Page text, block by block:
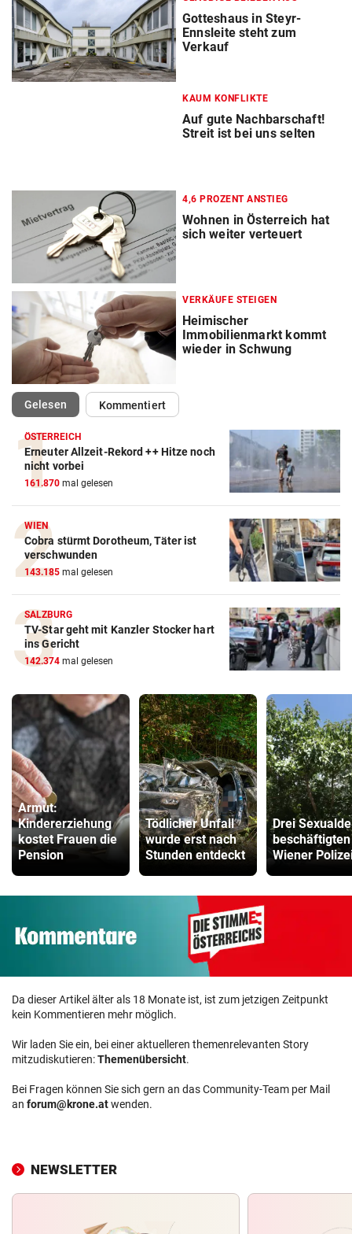
Gotteshaus in Steyr-
Ennsleite steht zum
Verkauf
KAUM KONFLIKTE
Auf gute Nachbarschaft!
Streit ist bei uns selten
4,6 PROZENT ANSTIEG
Wohnen in Österreich hat
sich weiter verteuert
VERKÄUFE STEIGEN
Heimischer
Immobilienmarkt kommt
wieder in Schwung
Gelesen(ausgewählt)Kommentiert
ÖSTERREICH
Erneuter Allzeit-Rekord ++ Hitze noch
nicht vorbei
161.870 mal gelesen
WIEN
Cobra stürmt Dorotheum, Täter ist
verschwunden
143.185 mal gelesen
SALZBURG
TV-Star geht mit Kanzler Stocker hart
ins Gericht
142.374 mal gelesen
Armut:
Kindererziehung
kostet Frauen die
Pension
Tödlicher Unfall
wurde erst nach
Stunden entdeckt
Drei
beschäftigten
Wiener
Da dieser Artikel älter als 18 Monate ist, ist zum jetzigen Zeitpunkt
kein Kommentieren mehr möglich.
Wir laden Sie ein, bei einer aktuelleren themenrelevanten Story
mitzudiskutieren:Themenübersicht.
Bei Fragen können Sie sich gern an das Community-Team per Mail
an forum@krone.atwenden.
NEWSLETTER